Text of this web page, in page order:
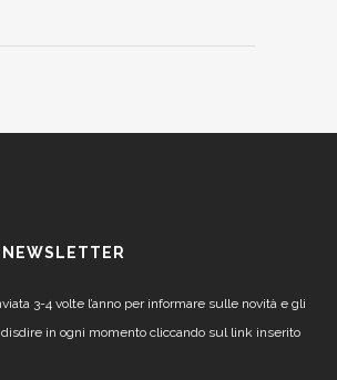
3-4 volte l’anno per informare sulle novità e gli
in ogni momento cliccando sul link inserito